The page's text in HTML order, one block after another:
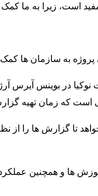
مفید است، زیرا به
پروژه به سازمان ها
گزارش را از ۱۰ ساعت به ۵ ساعت
تا گزارش ها را از
ها و همچنین